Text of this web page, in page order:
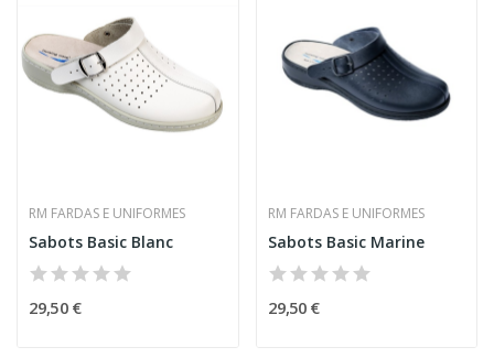
RM FARDAS E UNIFORMES
Sabots Basic Blanc
29,50 €
RM FARDAS E UNIFORMES
Sabots Basic Marine
29,50 €